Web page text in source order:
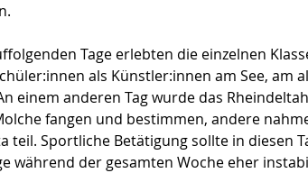
Tage erlebten die einzelnen
als Künstler:innen am See, am
einem anderen Tag wurde das
fangen und bestimmen, andere
teil. Sportliche Betätigung sollte in diesen
während der gesamten Woche eher